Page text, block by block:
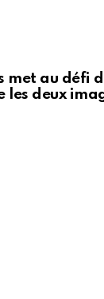
met au défi
les deux